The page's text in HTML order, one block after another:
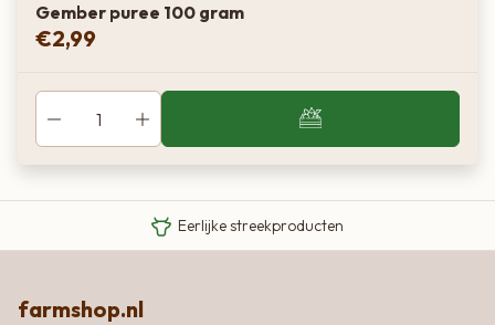
Gember puree 100 gram
€2,99
Eigen Limousin runderen
Eerlijke streekproducten
farmshop.nl